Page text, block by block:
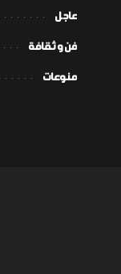
عاجل
فن و ثقافة
منوعات